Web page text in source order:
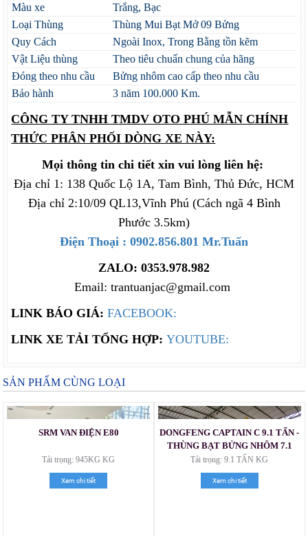
Màu xe
Trắng, Bạc
Loại Thùng
Thùng Mui Bạt Mở 09 Bửng
Quy Cách
Ngoài Inox, Trong Bằng tồn kẽm
Vật Liệu thùng
Theo tiêu chuẩn chung của hãng
Đóng theo nhu cầu
Bửng nhôm cao cấp theo nhu cầu
Bảo hành
3 năm 100.000 Km.
CÔNG TY TNHH TMDV OTO PHÚ MẪN CHÍNH
THỨC PHÂN PHỐI DÒNG XE NÀY:
Mọi thông tin chi tiết xin vui lòng liên hệ:
Địa chỉ 1: 138 Quốc Lộ 1A, Tam Bình, Thủ Đức, HCM
Địa chỉ 2:10/09 QL13,Vĩnh Phú (Cách ngã 4 Bình
Phước 3.5km)
Điện Thoại : 0902.856.801 Mr.Tuấn
ZALO: 0353.978.982
Email: trantuanjac@gmail.com
LINK BÁO GIÁ: FACEBOOK:
LINK XE TẢI TỔNG HỢP: YOUTUBE:
SẢN PHẨM CÙNG LOẠI
SRM VAN ĐIỆN E80
Tải trọng: 945KG KG
Xem chi tiết
DONGFENG CAPTAIN C 9.1 TẤN -
THÙNG BẠT BỬNG NHÔM 7.1
MÉT
Tải trọng: 9.1 TẤN KG
Xem chi tiết